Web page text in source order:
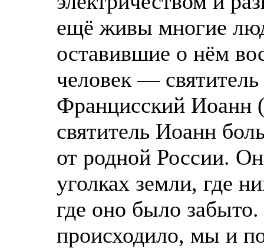
ещё живы многие
оставившие о нём
человек —
Францисский Иоанн
святитель Иоанн
от родной России.
уголках земли, где
где оно было
происходило, мы и